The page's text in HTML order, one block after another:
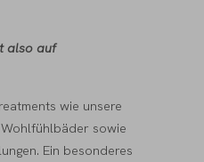
also auf
wie unsere
sowie
Ein besonderes